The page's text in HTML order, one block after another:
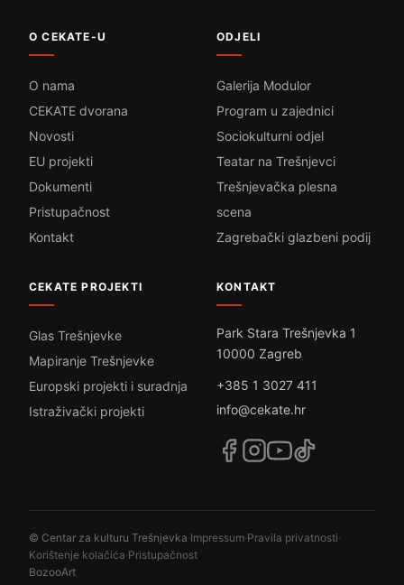
O CEKATE-U
O nama
CEKATE dvorana
Novosti
EU projekti
Dokumenti
Pristupačnost
Kontakt
ODJELI
Galerija Modulor
Program u zajednici
Sociokulturni odjel
Teatar na Trešnjevci
Trešnjevačka plesna
scena
Zagrebački glazbeni podij
CEKATE PROJEKTI
Glas Trešnjevke
Mapiranje Trešnjevke
Europski projekti i suradnja
Istraživački projekti
KONTAKT
Park Stara Trešnjevka 1
10000 Zagreb
+385 1 3027 411
info@cekate.hr
© Centar za kulturu Trešnjevka·Impressum·Pravila privatnosti·
Korištenje kolačića·Pristupačnost
BozooArt